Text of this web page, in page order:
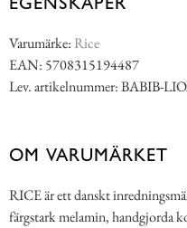
Varumärke: Rice
EAN: 5708315194487
Lev. artikelnummer: BABIB-
OM VARUMÄRKET
RICE är ett danskt
färgstark melamin, handgjorda